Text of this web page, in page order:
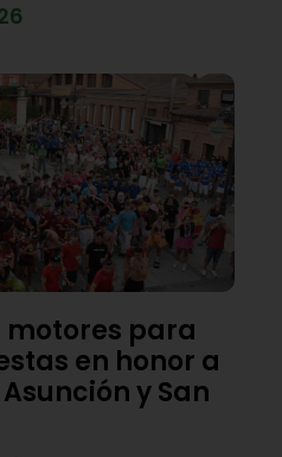
para
en honor a
y San